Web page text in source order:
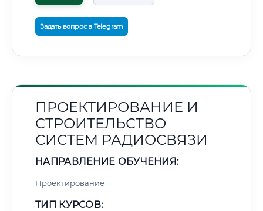
Задать вопрос в Telegram
ПРОЕКТИРОВАНИЕ И
СТРОИТЕЛЬСТВО
СИСТЕМ РАДИОСВЯЗИ
НАПРАВЛЕНИЕ ОБУЧЕНИЯ:
Проектирование
ТИП КУРСОВ: